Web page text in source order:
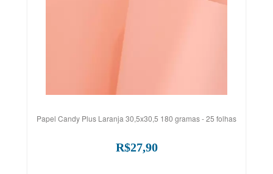
Papel Candy Plus Laranja 30,5x30,5 180 gramas - 25 folhas
R$27,90